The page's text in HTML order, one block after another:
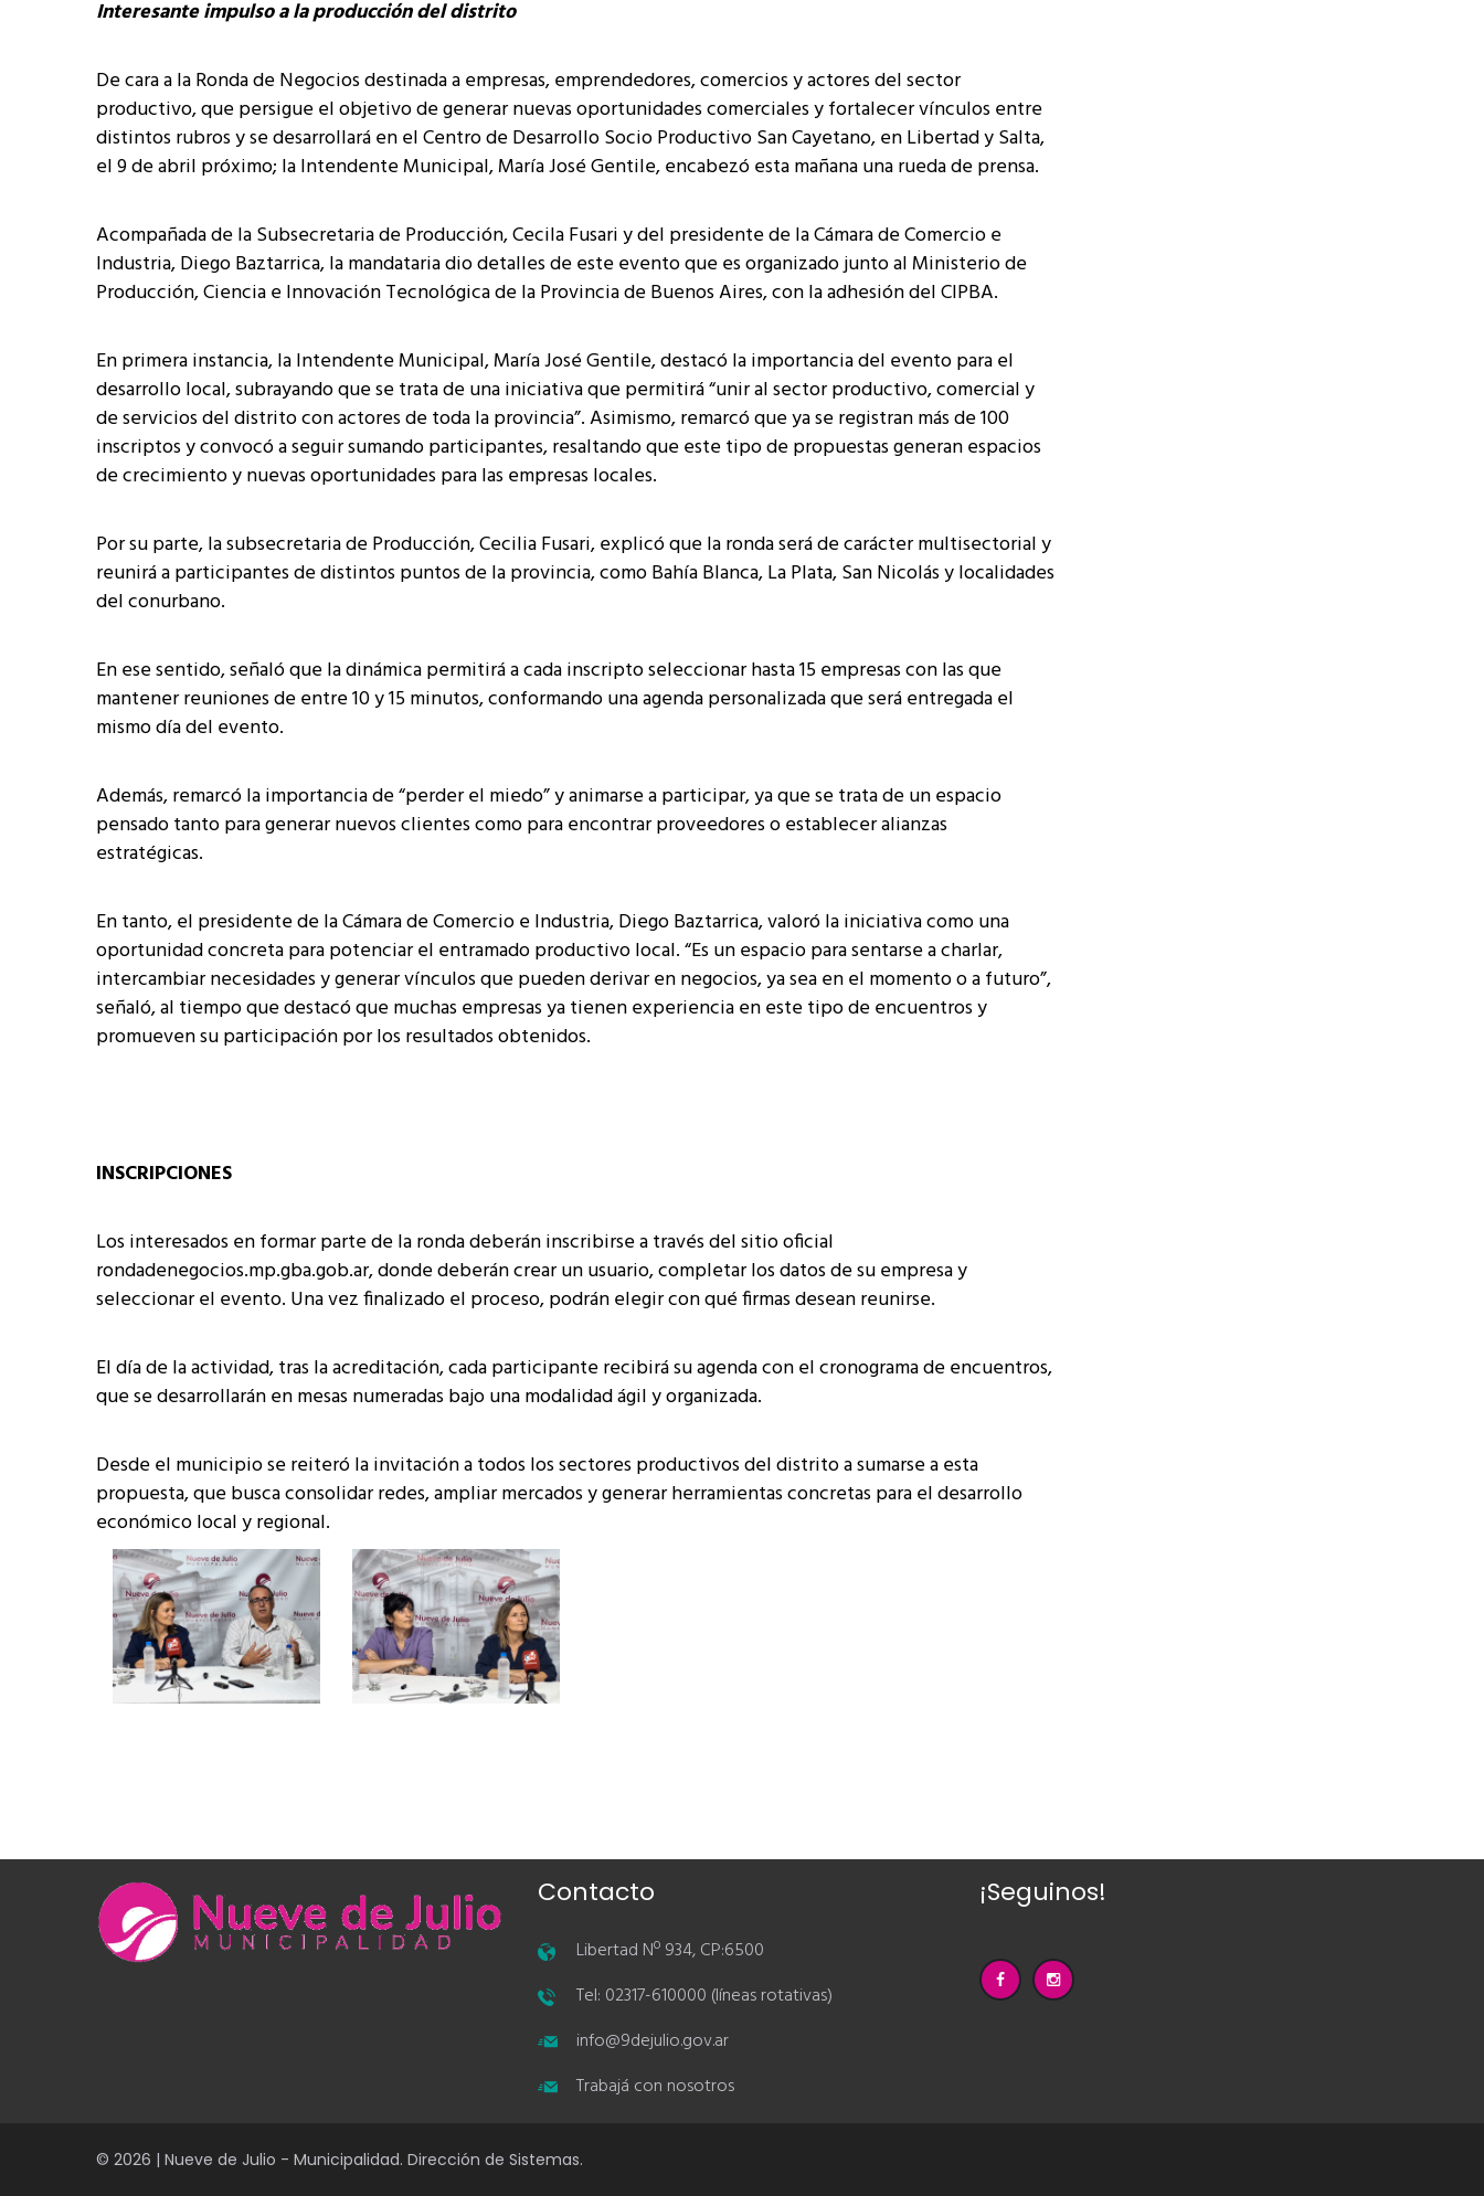
Interesante impulso a la producción del distrito
De cara a la Ronda de Negocios destinada a empresas, emprendedores, comercios y actores del sector
productivo, que persigue el objetivo de generar nuevas oportunidades comerciales y fortalecer vínculos entre
distintos rubros y se desarrollará en el Centro de Desarrollo Socio Productivo San Cayetano, en Libertad y Salta,
el 9 de abril próximo; la Intendente Municipal, María José Gentile, encabezó esta mañana una rueda de prensa.
Acompañada de la Subsecretaria de Producción, Cecila Fusari y del presidente de la Cámara de Comercio e
Industria, Diego Baztarrica, la mandataria dio detalles de este evento que es organizado junto al Ministerio de
Producción, Ciencia e Innovación Tecnológica de la Provincia de Buenos Aires, con la adhesión del CIPBA.
En primera instancia, la Intendente Municipal, María José Gentile, destacó la importancia del evento para el
desarrollo local, subrayando que se trata de una iniciativa que permitirá “unir al sector productivo, comercial y
de servicios del distrito con actores de toda la provincia”. Asimismo, remarcó que ya se registran más de 100
inscriptos y convocó a seguir sumando participantes, resaltando que este tipo de propuestas generan espacios
de crecimiento y nuevas oportunidades para las empresas locales.
Por su parte, la subsecretaria de Producción, Cecilia Fusari, explicó que la ronda será de carácter multisectorial y
reunirá a participantes de distintos puntos de la provincia, como Bahía Blanca, La Plata, San Nicolás y localidades
del conurbano.
En ese sentido, señaló que la dinámica permitirá a cada inscripto seleccionar hasta 15 empresas con las que
mantener reuniones de entre 10 y 15 minutos, conformando una agenda personalizada que será entregada el
mismo día del evento.
Además, remarcó la importancia de “perder el miedo” y animarse a participar, ya que se trata de un espacio
pensado tanto para generar nuevos clientes como para encontrar proveedores o establecer alianzas
estratégicas.
En tanto, el presidente de la Cámara de Comercio e Industria, Diego Baztarrica, valoró la iniciativa como una
oportunidad concreta para potenciar el entramado productivo local. “Es un espacio para sentarse a charlar,
intercambiar necesidades y generar vínculos que pueden derivar en negocios, ya sea en el momento o a futuro”,
señaló, al tiempo que destacó que muchas empresas ya tienen experiencia en este tipo de encuentros y
promueven su participación por los resultados obtenidos.
INSCRIPCIONES
Los interesados en formar parte de la ronda deberán inscribirse a través del sitio oficial
rondadenegocios.mp.gba.gob.ar, donde deberán crear un usuario, completar los datos de su empresa y
seleccionar el evento. Una vez finalizado el proceso, podrán elegir con qué firmas desean reunirse.
El día de la actividad, tras la acreditación, cada participante recibirá su agenda con el cronograma de encuentros,
que se desarrollarán en mesas numeradas bajo una modalidad ágil y organizada.
Desde el municipio se reiteró la invitación a todos los sectores productivos del distrito a sumarse a esta
propuesta, que busca consolidar redes, ampliar mercados y generar herramientas concretas para el desarrollo
económico local y regional.
Contacto
Libertad Nº 934, CP:6500
Tel: 02317-610000 (líneas rotativas)
info@9dejulio.gov.ar
Trabajá con nosotros
¡Seguinos!
© 2026 | Nueve de Julio - Municipalidad. Dirección de Sistemas.